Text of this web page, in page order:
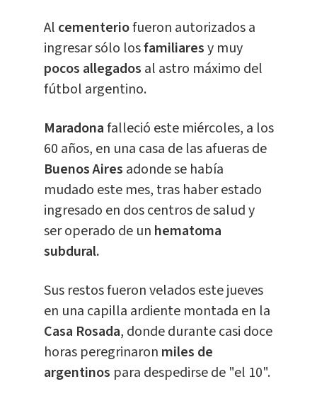
Al cementeriofueron autorizados a
ingresar sólo losfamiliaresy muy
pocos allegados al astro máximo del
fútbol argentino.
Maradonafalleció este miércoles, a los
60 años, en una casa de las afueras de
Buenos Aires adonde se había
mudado este mes, tras haber estado
ingresado en dos centros de salud y
ser operado de un hematoma
subdural.
Sus restos fueron velados este jueves
en una capilla ardiente montada en la
Casa Rosada, donde durante casi doce
horas peregrinaron miles de
argentinos para despedirse de "el 10".